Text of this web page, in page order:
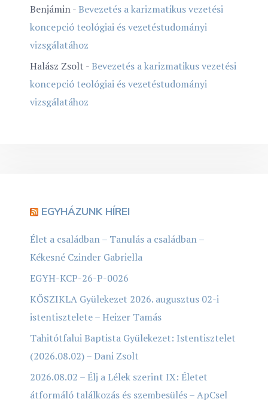
Benjámin-Bevezetés a karizmatikus vezetési
koncepció teológiai és vezetéstudományi
vizsgálatához
Halász Zsolt -Bevezetés a karizmatikus vezetési
koncepció teológiai és vezetéstudományi
vizsgálatához
EGYHÁZUNK HÍREI
Élet a családban – Tanulás a családban –
Kékesné Czinder Gabriella
EGYH-KCP-26-P-0026
KŐSZIKLA Gyülekezet 2026. augusztus 02-i
istentisztelete – Heizer Tamás
Tahitótfalui Baptista Gyülekezet: Istentisztelet
(2026.08.02) – Dani Zsolt
2026.08.02 – Élj a Lélek szerint IX: Életet
átformáló találkozás és szembesülés – ApCsel